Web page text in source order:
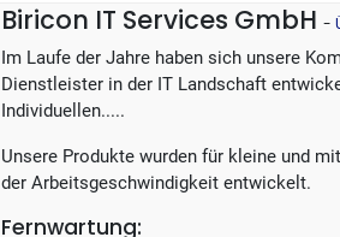
Biricon IT Services GmbH -
Im Laufe der Jahre haben sich unsere
Dienstleister in der IT Landschaft
Individuellen.....
Unsere Produkte wurden für kleine und
der Arbeitsgeschwindigkeit entwickelt.
Fernwartung: